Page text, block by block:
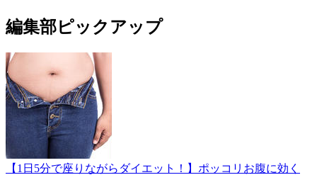
編集部ピックアップ
【1日5分で座りながらダイエット！】ポッコリお腹に効く